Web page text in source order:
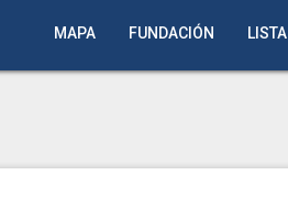
MAPA FUNDACIÓN LISTA